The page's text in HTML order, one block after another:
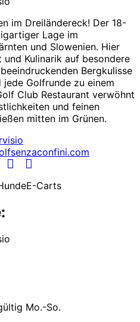
im Dreiländereck! Der 18-
Lage im
und Slowenien. Hier
Kulinarik auf besondere
Bergkulisse
Golfrunde zu einem
Club Restaurant verwöhnt
und feinen
mitten im Grünen.
E-Carts
Mo.-So.